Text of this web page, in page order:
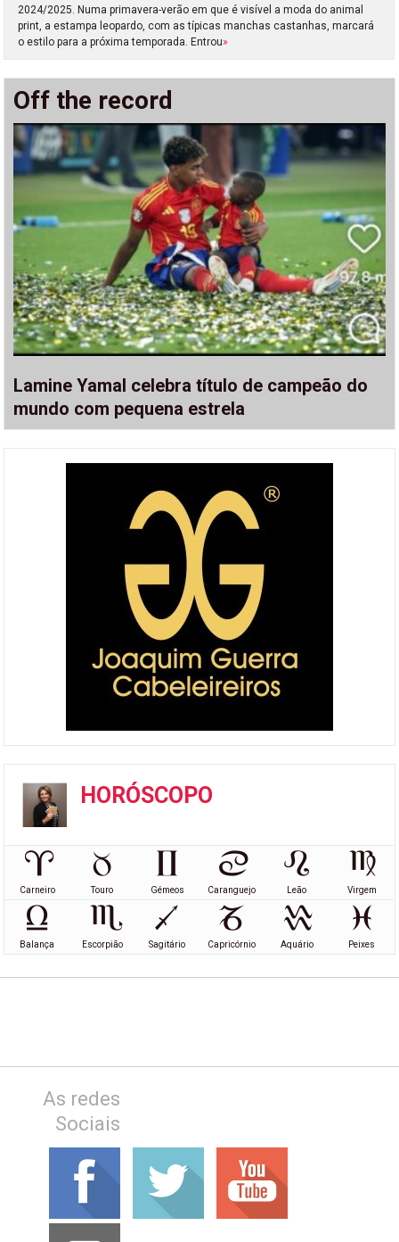
2024/2025. Numa primavera-verão em que é visível a moda do animal
print, a estampa leopardo, com as típicas manchas castanhas, marcará
o estilo para a próxima temporada. Entrou»
Off the record
Lamine Yamal celebra título de campeão do
mundo com pequena estrela
HORÓSCOPO
Carneiro Touro Gémeos Caranguejo Leão Virgem
Balança Escorpião Sagitário Capricórnio Aquário Peixes
As redes
Sociais